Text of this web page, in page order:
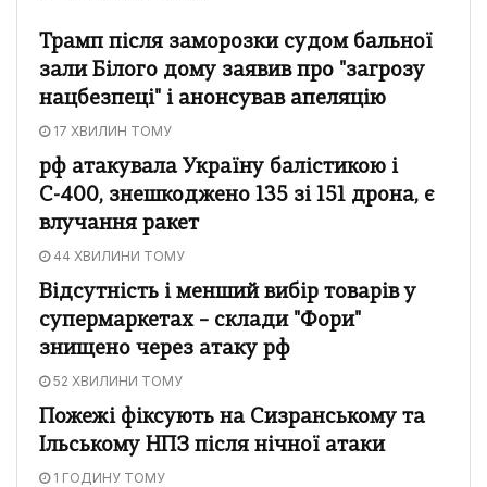
Трамп після заморозки судом бальної
зали Білого дому заявив про "загрозу
нацбезпеці" і анонсував апеляцію
17 ХВИЛИН ТОМУ
рф атакувала Україну балістикою і
С-400, знешкоджено 135 зі 151 дрона, є
влучання ракет
44 ХВИЛИНИ ТОМУ
Відсутність і менший вибір товарів у
супермаркетах – склади "Фори"
знищено через атаку рф
52 ХВИЛИНИ ТОМУ
Пожежі фіксують на Сизранському та
Ільському НПЗ після нічної атаки
1 ГОДИНУ ТОМУ